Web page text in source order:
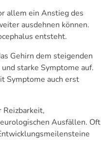
allem ein Anstieg des
ausdehnen können.
entsteht.
Gehirn dem steigenden
starke Symptome auf.
Symptome auch erst
Ausfällen. Oft